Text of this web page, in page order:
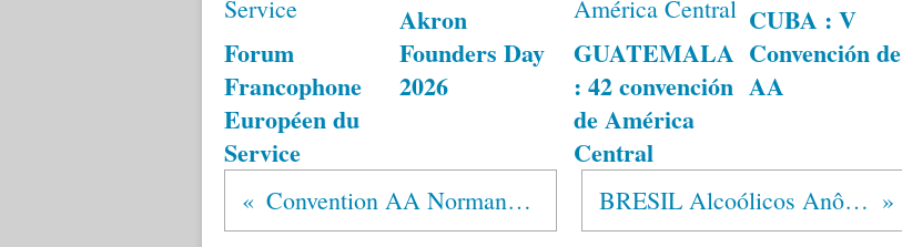
Forum
Francophone
Européen du
Service
Akron
Founders Day
2026
GUATEMALA
: 42 convención
de América
Central
CUBA : V
Convención de
AA
Convention AA Normandie 2021 BRESIL Alcoólicos Anônimos®